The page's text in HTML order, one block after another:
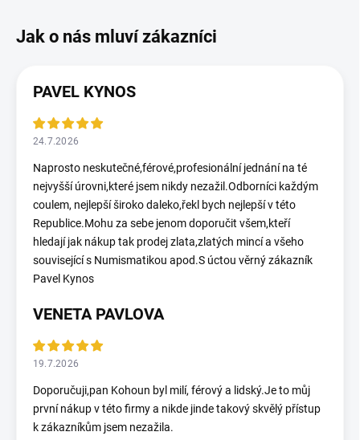
PAVEL KYNOS
24.7.2026
Naprosto neskutečné,férové,profesionální jednání na té
nejvyšší úrovni,které jsem nikdy nezažil.Odborníci každým
coulem, nejlepší široko daleko,řekl bych nejlepší v této
Republice.Mohu za sebe jenom doporučit všem,kteří
hledají jak nákup tak prodej zlata,zlatých mincí a všeho
související s Numismatikou apod.S úctou věrný zákazník
Pavel Kynos
VENETA PAVLOVA
19.7.2026
Doporučuji,pan Kohoun byl milí, férový a lidský.Je to můj
první nákup v této firmy a nikde jinde takový skvělý přístup
k zákazníkům jsem nezažila.